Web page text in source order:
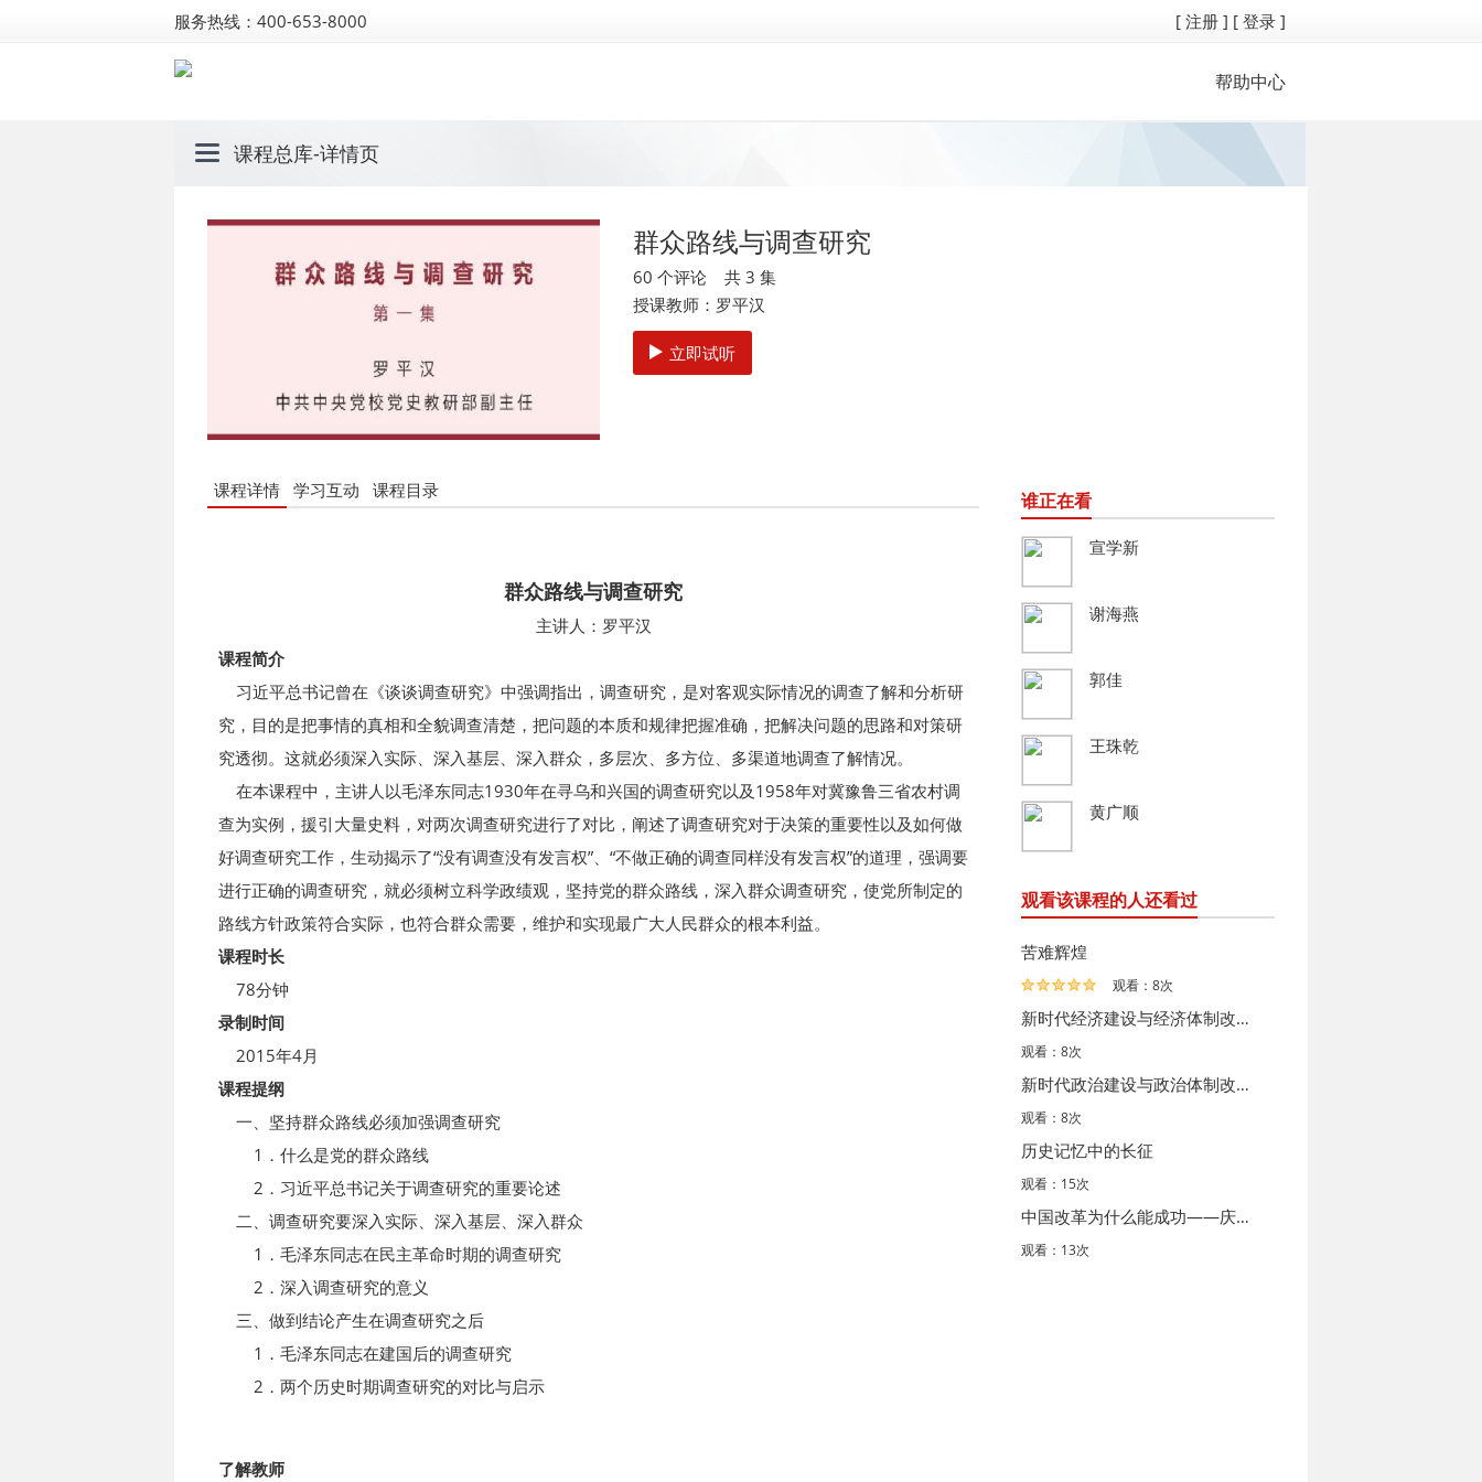
服务热线：400-653-8000 [ 注册 ] [ 登录 ]
帮助中心
课程总库-详情页
群众路线与调查研究
60 个评论 共 3 集
授课教师：罗平汉
立即试听
课程详情 学习互动 课程目录
群众路线与调查研究
主讲人：罗平汉
课程简介
习近平总书记曾在《谈谈调查研究》中强调指出，调查研究，是对客观实际情况的调查了解和分析研
究，目的是把事情的真相和全貌调查清楚，把问题的本质和规律把握准确，把解决问题的思路和对策研
究透彻。这就必须深入实际、深入基层、深入群众，多层次、多方位、多渠道地调查了解情况。
在本课程中，主讲人以毛泽东同志1930年在寻乌和兴国的调查研究以及1958年对冀豫鲁三省农村调
查为实例，援引大量史料，对两次调查研究进行了对比，阐述了调查研究对于决策的重要性以及如何做
好调查研究工作，生动揭示了“没有调查没有发言权”、“不做正确的调查同样没有发言权”的道理，强调要
进行正确的调查研究，就必须树立科学政绩观，坚持党的群众路线，深入群众调查研究，使党所制定的
路线方针政策符合实际，也符合群众需要，维护和实现最广大人民群众的根本利益。
课程时长
78分钟
录制时间
2015年4月
课程提纲
一、坚持群众路线必须加强调查研究
1．什么是党的群众路线
2．习近平总书记关于调查研究的重要论述
二、调查研究要深入实际、深入基层、深入群众
1．毛泽东同志在民主革命时期的调查研究
2．深入调查研究的意义
三、做到结论产生在调查研究之后
1．毛泽东同志在建国后的调查研究
2．两个历史时期调查研究的对比与启示
了解教师
谁正在看
宣学新
谢海燕
郭佳
王珠乾
黄广顺
观看该课程的人还看过
苦难辉煌
观看：8次
新时代经济建设与经济体制改革——党的十九大精神学习辅导…
观看：8次
新时代政治建设与政治体制改革——党的十九大精神学习辅导…
观看：8次
历史记忆中的长征
观看：15次
中国改革为什么能成功——庆祝改革开放40周年
观看：13次